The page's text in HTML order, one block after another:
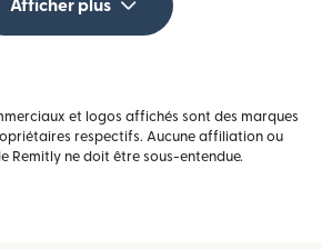
Afficher plus
et logos affichés sont des marques
respectifs. Aucune affiliation ou
Remitly ne doit être sous-entendue.